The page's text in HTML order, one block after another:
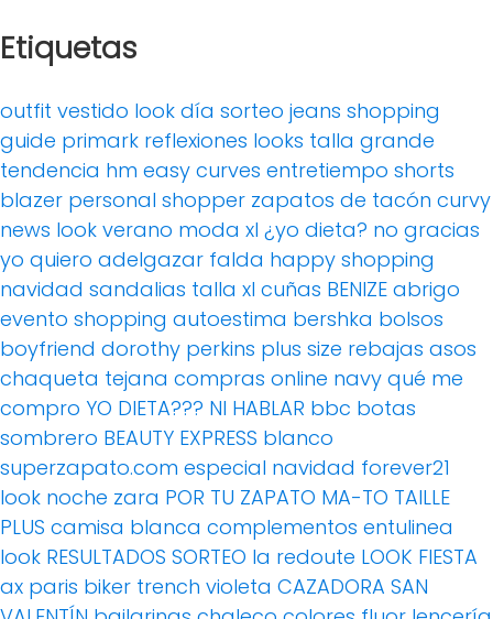
Etiquetas
outfit vestido look día sorteo jeans shopping
guide primark reflexiones looks talla grande
tendencia hm easy curves entretiempo shorts
blazer personal shopper zapatos de tacón curvy
news look verano moda xl ¿yo dieta? no gracias
yo quiero adelgazar falda happy shopping
navidad sandalias talla xl cuñas BENIZE abrigo
evento shopping autoestima bershka bolsos
boyfriend dorothy perkins plus size rebajas asos
chaqueta tejana compras online navy qué me
compro YO DIETA??? NI HABLAR bbc botas
sombrero BEAUTY EXPRESS blanco
superzapato.com especial navidad forever21
look noche zara POR TU ZAPATO MA-TO TAILLE
PLUS camisa blanca complementos entulinea
look RESULTADOS SORTEO la redoute LOOK FIESTA
ax paris biker trench violeta CAZADORA SAN